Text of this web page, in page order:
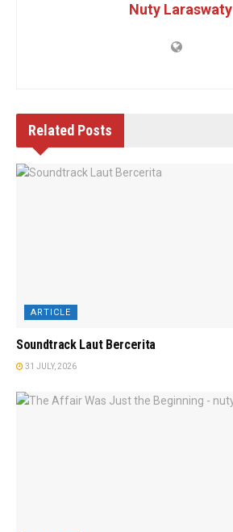
Nuty Laraswaty
Related Posts
ARTICLE
Soundtrack Laut Bercerita
31 JULY, 2026